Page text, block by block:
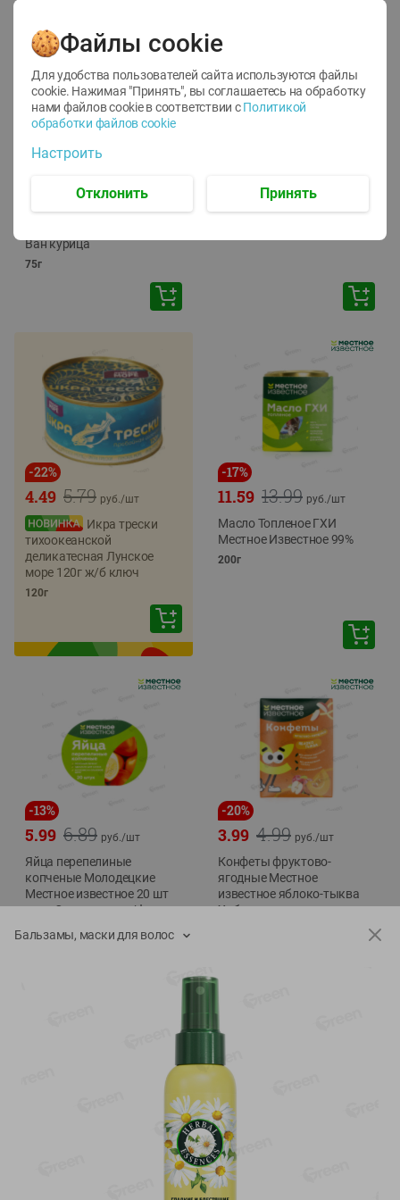
12
1.05 руб./
руб./шт
Корм влаж. для кош. с
Ван курица
75г
ТОФУ Vegetus ТВЕРДЫЙ
-22%
5.79
4.49 руб./шт
Икра трески
тихоокеанской
деликатесная Лунское
море 120г ж/б ключ
120г
-17%
13.99
11.59 руб./шт
Масло Топленое ГХИ
Местное Известное 99%
200г
-13%
6.89
5.99 руб./шт
Яйца перепелиные
копченые Молодецкие
Местное известное 20 шт
упак Солигорска п/ф
20шт в уп
-20%
4.99
3.99 руб./шт
Конфеты фруктово-
ягодные Местное
известное яблоко-тыква
Хоба
Бальзамы, маски для волос
Файлы cookie
Для удобства пользователей сайта используются файлы
cookie. Нажимая "Принять", вы соглашаетесь на обработку
нами файлов cookie в соответствии с Политикой
обработки файлов cookie
Настроить
Отклонить Принять